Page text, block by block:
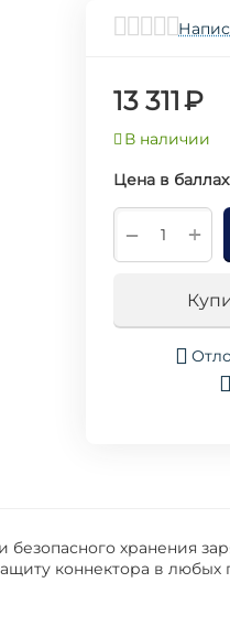
13 311₽
В наличии
Цена в
+
−
хранения
коннектора в любых